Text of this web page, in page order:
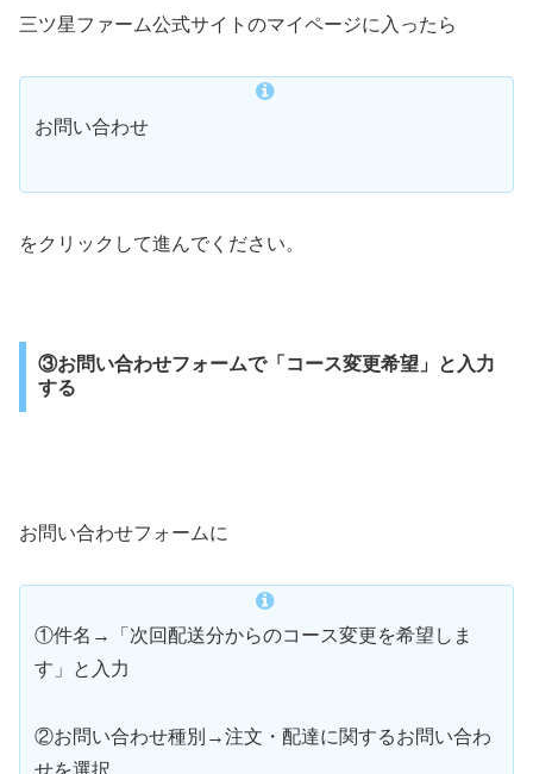
三ツ星ファーム公式サイトのマイページに入ったら
お問い合わせ
をクリックして進んでください。
③お問い合わせフォームで「コース変更希望」と入力
する
お問い合わせフォームに
①件名→「次回配送分からのコース変更を希望しま
す」と入力
②お問い合わせ種別→注文・配達に関するお問い合わ
せを選択